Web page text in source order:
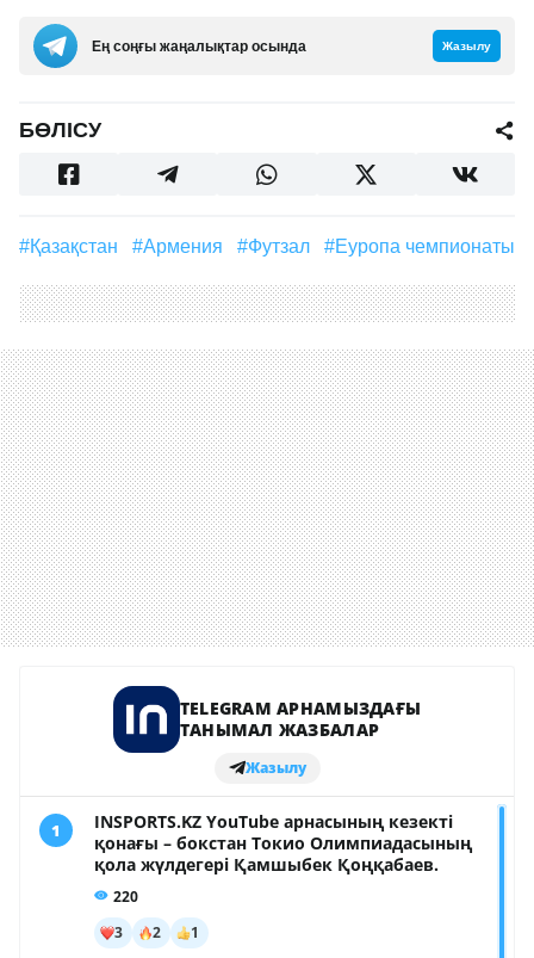
Ең соңғы жаңалықтар осында Жазылу
БӨЛІСУ
#Қазақстан #Армения #Футзал #Еуропа чемпионаты